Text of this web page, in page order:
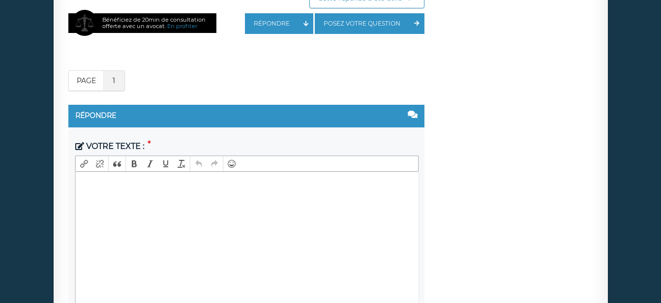
Bénéficiez de 20min de consultation
offerte avec un avocat. En profiter POSEZ VOTRE QUESTION
RÉPONDRE
PAGE 1
RÉPONDRE
VOTRE TEXTE :